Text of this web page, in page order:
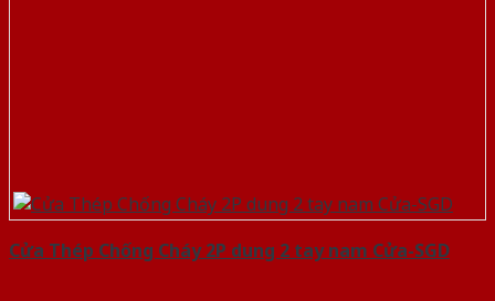
Cửa Thép Chống Cháy 2P dung 2 tay nam Cửa-SGD